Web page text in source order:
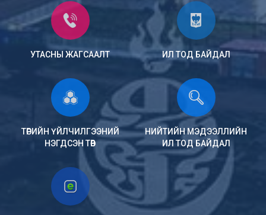
УТАСНЫ ЖАГСААЛТ ИЛ ТОД БАЙДАЛ
ТӨРИЙН ҮЙЛЧИЛГЭЭНИЙ
НЭГДСЭН ТӨВ
НИЙТИЙН МЭДЭЭЛЛИЙН
ИЛ ТОД БАЙДАЛ